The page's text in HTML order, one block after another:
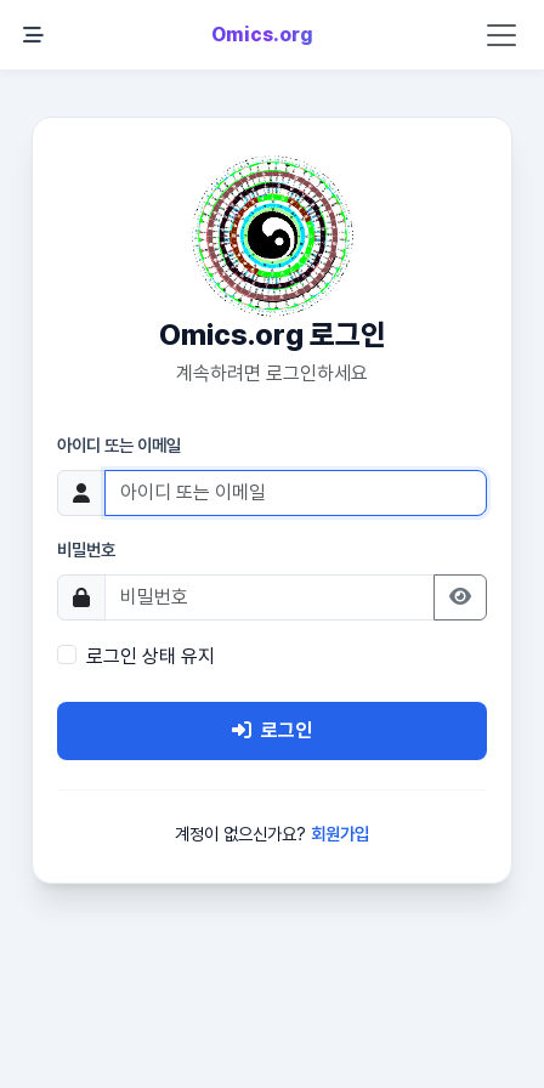
Omics.org
Omics.org 로그인
계속하려면 로그인하세요
아이디 또는 이메일
비밀번호
로그인 상태 유지
로그인
계정이 없으신가요? 회원가입